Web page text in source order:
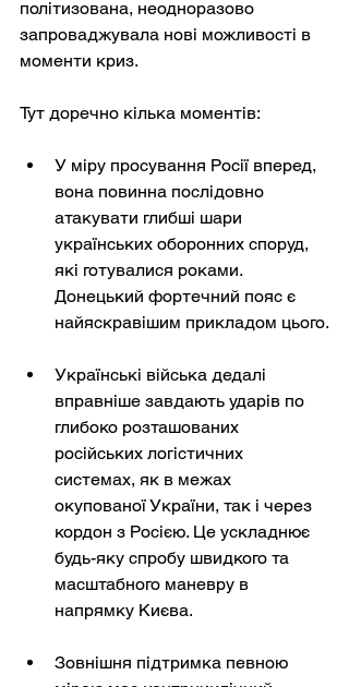
політизована, неодноразово
запроваджувала нові можливості в
моменти криз.
Тут доречно кілька моментів:
У міру просування Росії вперед,
вона повинна послідовно
атакувати глибші шари
українських оборонних споруд,
які готувалися роками.
Донецький фортечний пояс є
найяскравішим прикладом цього.
Українські війська дедалі
вправніше завдають ударів по
глибоко розташованих
російських логістичних
системах, як в межах
окупованої України, так і через
кордон з Росією. Це ускладнює
будь-яку спробу швидкого та
масштабного маневру в
напрямку Києва.
Зовнішня підтримка певною